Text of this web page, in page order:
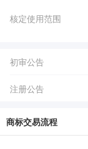
核定使用范围
初审公告
注册公告
商标交易流程